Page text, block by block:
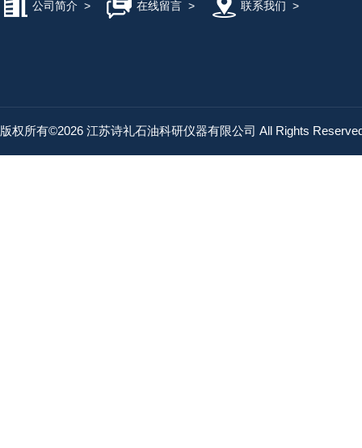
公司简介 > 在线留言> 联系我们 >
版权所有©2026 江苏诗礼石油科研仪器有限公司 All Rights